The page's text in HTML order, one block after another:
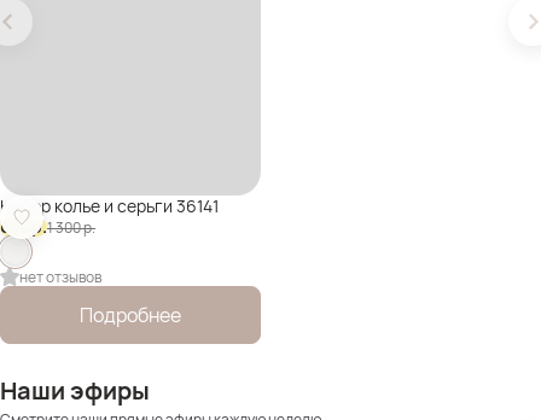
Набор колье и серьги 36141
650 р.1 300р.
нет отзывов
Подробнее
Наши эфиры